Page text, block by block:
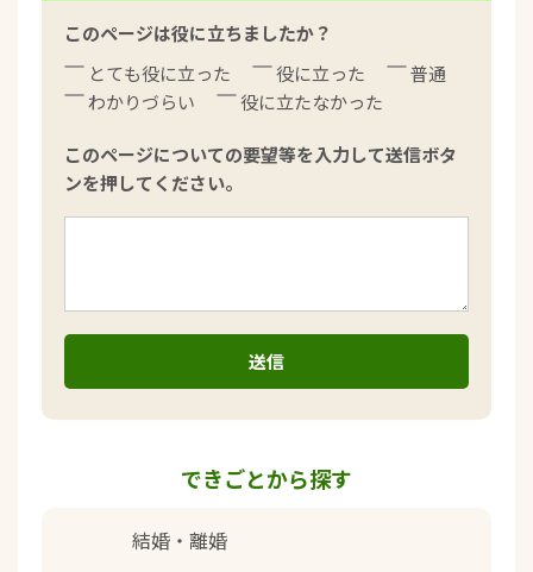
このページは役に立ちましたか？
とても役に立った
役に立った
普通
わかりづらい
役に立たなかった
このページについての要望等を入力して送信ボタ
ンを押してください。
できごとから探す
結婚・離婚